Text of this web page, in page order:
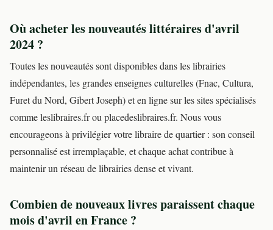
Où acheter les nouveautés littéraires d'avril
2024 ?
Toutes les nouveautés sont disponibles dans les librairies
indépendantes, les grandes enseignes culturelles (Fnac, Cultura,
Furet du Nord, Gibert Joseph) et en ligne sur les sites spécialisés
comme leslibraires.fr ou placedeslibraires.fr. Nous vous
encourageons à privilégier votre libraire de quartier : son conseil
personnalisé est irremplaçable, et chaque achat contribue à
maintenir un réseau de librairies dense et vivant.
Combien de nouveaux livres paraissent chaque
mois d'avril en France ?